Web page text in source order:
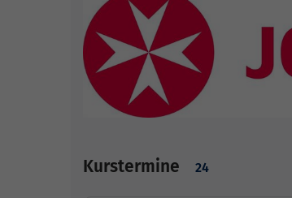
Kurstermine 24